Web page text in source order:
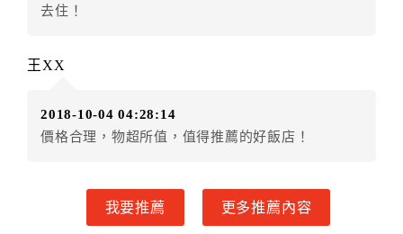
◎住房日當日不得辦理。
之訂金將全額沒收。
住房當日遇颱風、地震等不可抗拒因素時（以氣象局發
布或飯店所在地縣市政府頒布狀況”停止上班上課”為判
保留住宿權益或四方通行將
扣除訂單總額0%為作業手續
費用，餘款退予訂房者。
去住！
王XX
2018-10-04 04:28:14
價格合理，物超所值，值得推薦的好飯店！
我要推薦 更多推薦內容